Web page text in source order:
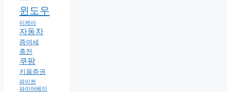
윈도우
이케아
자동차
증여세
충전
쿠팡
키움증권
파이썬
파이어베이